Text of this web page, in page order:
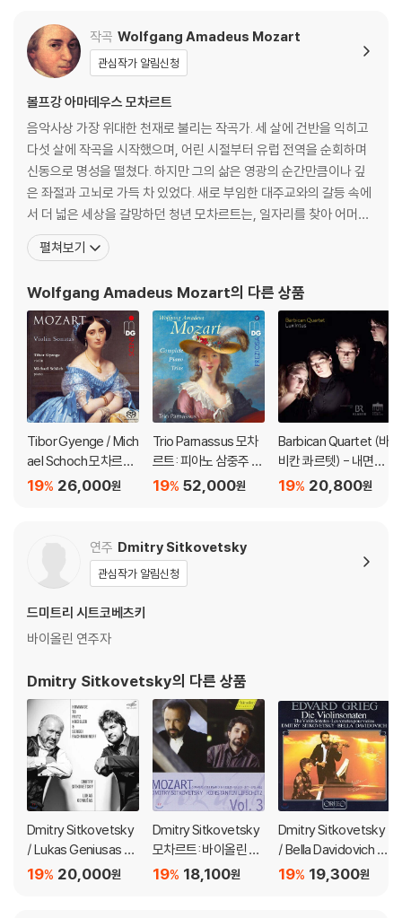
작곡 Wolfgang Amadeus Mozart
관심작가 알림신청
볼프강 아마데우스 모차르트
음악사상 가장 위대한 천재로 불리는 작곡가. 세 살에 건반을 익히고
다섯 살에 작곡을 시작했으며, 어린 시절부터 유럽 전역을 순회하며
신동으로 명성을 떨쳤다. 하지만 그의 삶은 영광의 순간만큼이나 깊
은 좌절과 고뇌로 가득 차 있었다. 새로 부임한 대주교와의 갈등 속에
서 더 넓은 세상을 갈망하던 청년 모차르트는, 일자리를 찾아 어머니
와 함께 만하임과 파리로 긴 여행을 떠난다. 그러나 그를 기다리고 있
던 것은 첫사랑의 배신과, 낯선 도시 파리에서 마주한 어머니의 비극
의 순간, 모차르트는 자신의 가장 가까운 친구
펼쳐보기
Wolfgang Amadeus Mozart의 다른 상품
Tibor Gyenge / Mich
ael Schoch 모차르트:
바이올린 소나타집 (M
26,000원
19%
Trio Parnassus 모차
르트: 피아노 삼중주 전
곡 (Mozart: Comple
52,000원
19%
Barbican Quartet (바
비칸 콰르텟) - 내면의
빛 (Lux Intus)
20,800원
19%
연주 Dmitry Sitkovetsky
관심작가 알림신청
드미트리 시트코베츠키
바이올린 연주자
Dmitry Sitkovetsky의 다른 상품
Dmitry Sitkovetsky
/ Lukas Geniusas 크
라이슬러 / 라흐마니노
20,000원
19%
Dmitry Sitkovetsky
모차르트: 바이올린 소
나타 3집 (Mozart: Vi
18,100원
19%
Dmitry Sitkovetsky
/ Bella Davidovich 그
리그: 바이올린 소나타
19,300원
19%